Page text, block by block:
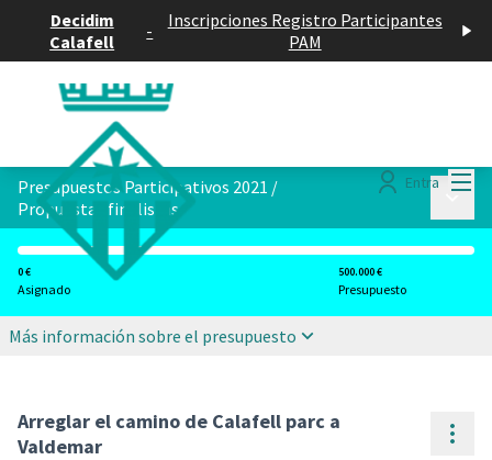
Decidim
Calafell
-
Inscripciones Registro Participantes
PAM
Entra
Presupuestos Participativos 2021 /
Propuestas finalistas
0 €
Asignado
500.000 €
Presupuesto
Más información sobre el presupuesto
Arreglar el camino de Calafell parc a
Valdemar